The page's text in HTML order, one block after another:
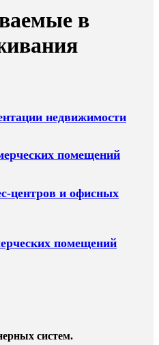
в
недвижимости
помещений
центров и офисных
помещений
систем.